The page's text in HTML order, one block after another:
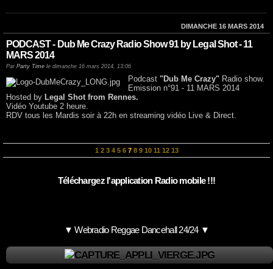
DIMANCHE 16 MARS 2014
PODCAST - Dub Me Crazy Radio Show 91 by Legal Shot - 11
MARS 2014
Par Party Time le dimanche 16 mars 2014, 13:06
Podcast "Dub Me Crazy" Radio show.
Emission n°91 - 11 MARS 2014
Hosted by Legal Shot from Rennes.
Vidéo Youtube 2 heure.
RDV tous les Mardis soir à 22h en streaming vidéo Live & Direct.
1 2 3 4 5 6 7 8 9 10 11 12 13
Téléchargez l'application Radio mobile !!!
▼ Webradio Reggae Dancehall 24/24 ▼